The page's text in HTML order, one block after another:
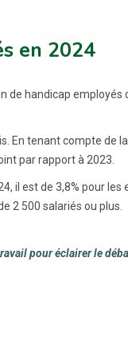
en 2024
de handicap employés
En tenant compte de
par rapport à 2023.
il est de 3,8% pour les
2 500 salariés ou plus.
pour éclairer le